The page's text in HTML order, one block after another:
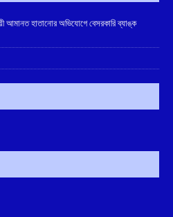
আমানত হাতানোর অভিযোগে বেসরকারি ব্যাঙ্ক